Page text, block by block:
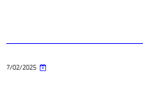
7/02/2025